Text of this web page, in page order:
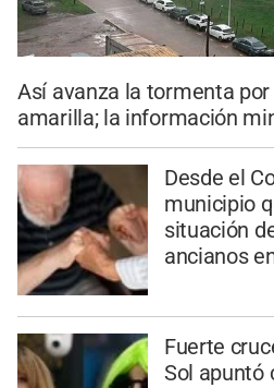
Así avanza la tormenta
amarilla; la información
Desde el
municipio
situación
ancianos
Fuerte
Sol apuntó